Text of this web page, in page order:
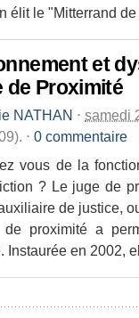
élit le "Mitterrand
et
de Proximité
NATHAN ⋅ samedi
⋅ 0 commentaire
vous de la
? Le juge de
de justice,
de proximité a
Instaurée en 2002,